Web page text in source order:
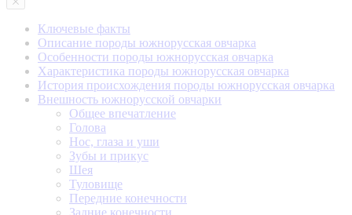
Ключевые факты
Описание породы южнорусская овчарка
Особенности породы южнорусская овчарка
Характеристика породы южнорусская овчарка
История происхождения породы южнорусская овчарка
Внешность южнорусской овчарки
Общее впечатление
Голова
Нос, глаза и уши
Зубы и прикус
Шея
Туловище
Передние конечности
Задние конечности